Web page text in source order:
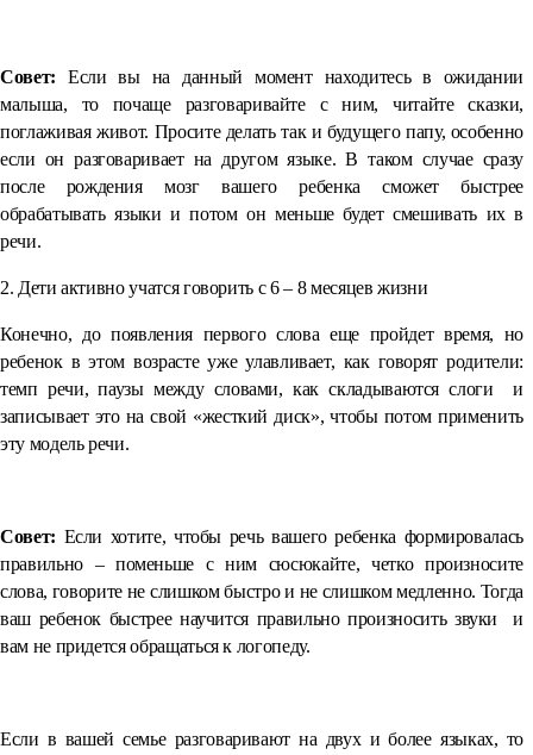
Совет: Если вы на данный момент находитесь в ожидании
малыша, то почаще разговаривайте с ним, читайте сказки,
поглаживая живот. Просите делать так и будущего папу, особенно
если он разговаривает на другом языке. В таком случае сразу
после рождения мозг вашего ребенка сможет быстрее
обрабатывать языки и потом он меньше будет смешивать их в
речи.
2. Дети активно учатся говорить с 6 – 8 месяцев жизни
Конечно, до появления первого слова еще пройдет время, но
ребенок в этом возрасте уже улавливает, как говорят родители:
темп речи, паузы между словами, как складываются слоги и
записывает это на свой «жесткий диск», чтобы потом применить
эту модель речи.
Совет: Если хотите, чтобы речь вашего ребенка формировалась
правильно – поменьше с ним сюсюкайте, четко произносите
слова, говорите не слишком быстро и не слишком медленно. Тогда
ваш ребенок быстрее научится правильно произносить звуки и
вам не придется обращаться к логопеду.
Если в вашей семье разговаривают на двух и более языках, то